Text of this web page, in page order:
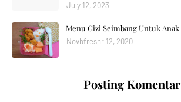
July 12, 2023
Menu Gizi Seimbang Untuk Anak
Novbfreshr 12, 2020
Posting Komentar